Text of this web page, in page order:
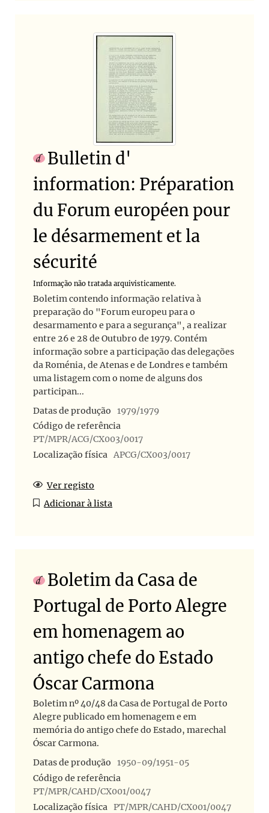
Bulletin d'
information: Préparation
du Forum européen pour
le désarmement et la
sécurité
Informação não tratada arquivisticamente.
Boletim contendo informação relativa à
preparação do "Forum europeu para o
desarmamento e para a segurança", a realizar
entre 26 e 28 de Outubro de 1979. Contém
informação sobre a participação das delegações
da Roménia, de Atenas e de Londres e também
uma listagem com o nome de alguns dos
participan...
Datas de produção
1979/1979
Código de referência
PT/MPR/ACG/CX003/0017
Localização física APCG/CX003/0017
Ver registo
Adicionar à lista
Boletim da Casa de
Portugal de Porto Alegre
em homenagem ao
antigo chefe do Estado
Óscar Carmona
Boletim nº 40/48 da Casa de Portugal de Porto
Alegre publicado em homenagem e em
memória do antigo chefe do Estado, marechal
Óscar Carmona.
Datas de produção
1950-09/1951-05
Código de referência
PT/MPR/CAHD/CX001/0047
Localização física PT/MPR/CAHD/CX001/0047